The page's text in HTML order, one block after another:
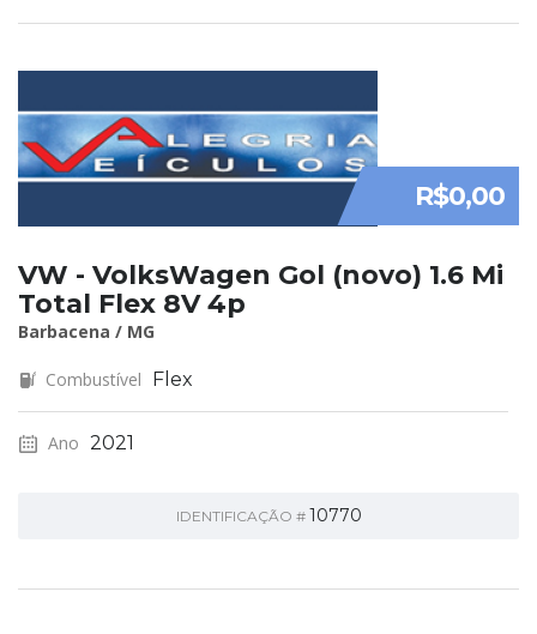
R$0,00
VW - VolksWagen Gol (novo) 1.6 Mi
Total Flex 8V 4p
Barbacena / MG
Combustível Flex
Ano 2021
IDENTIFICAÇÃO # 10770